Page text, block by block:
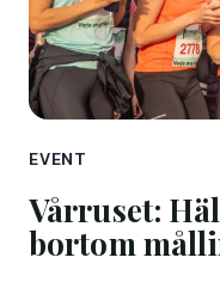
EVENT
Vårruset:
bortom